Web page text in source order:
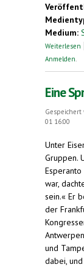
Medium:
Weiterlesen
Anmelden
Eine
Gespeichert
01 16:00
Unter
Gruppen.
war,
sein.« Er
der
und
dabei,